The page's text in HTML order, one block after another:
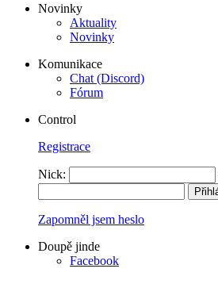
Novinky
Aktuality
Novinky
Komunikace
Chat (Discord)
Fórum
Control
Registrace
Nick:
Zapomněl jsem heslo
Doupě jinde
Facebook